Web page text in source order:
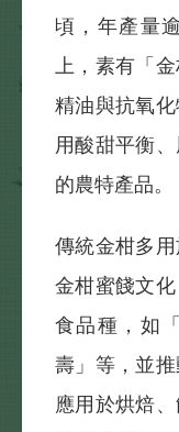
頃，年產量
上，素有「
精油與抗氧
用酸甜平衡
的農特產品。
傳統金柑多
金柑蜜餞文
食品種，如
壽」等，並
應用於烘焙